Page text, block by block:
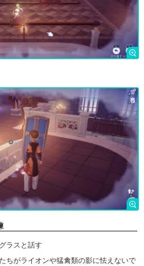
ラスと話す
ちがライオンや猛禽類の影に怯えないで